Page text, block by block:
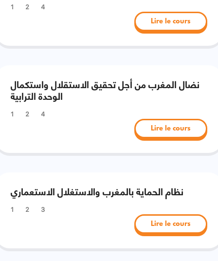
1 2 4
Lire le cours
نضال المغرب من أجل تحقيق الاستقلال واستكمال
الوحدة الترابية
1 2 4
Lire le cours
نظام الحماية بالمغرب والاستغلال الاستعماري
1 2 3
Lire le cours